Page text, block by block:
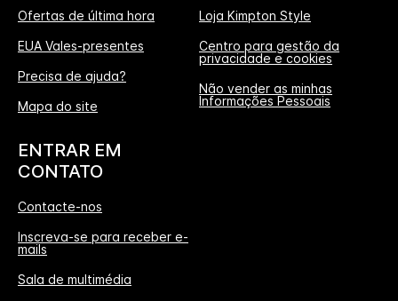
Ofertas de última hora
EUA Vales-presentes
Precisa de ajuda?
Mapa do site
Loja Kimpton Style
Centro para gestão da
privacidade e cookies
Não vender as minhas
Informações Pessoais
ENTRAR EM
CONTATO
Contacte-nos
Inscreva-se para receber e-
mails
Sala de multimédia